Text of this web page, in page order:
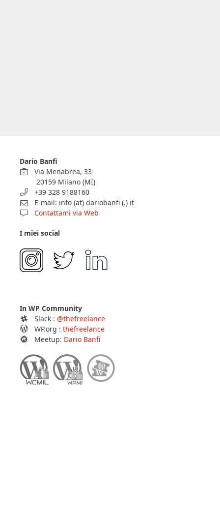
Dario Banfi
Via Menabrea, 33
20159 Milano (MI)
+39 328 9188160
E-mail: info (at) dariobanfi (.) it
Contattami via Web
I miei social
In WP Community
Slack : @thefreelance
WP.org : thefreelance
Meetup: Dario Banfi